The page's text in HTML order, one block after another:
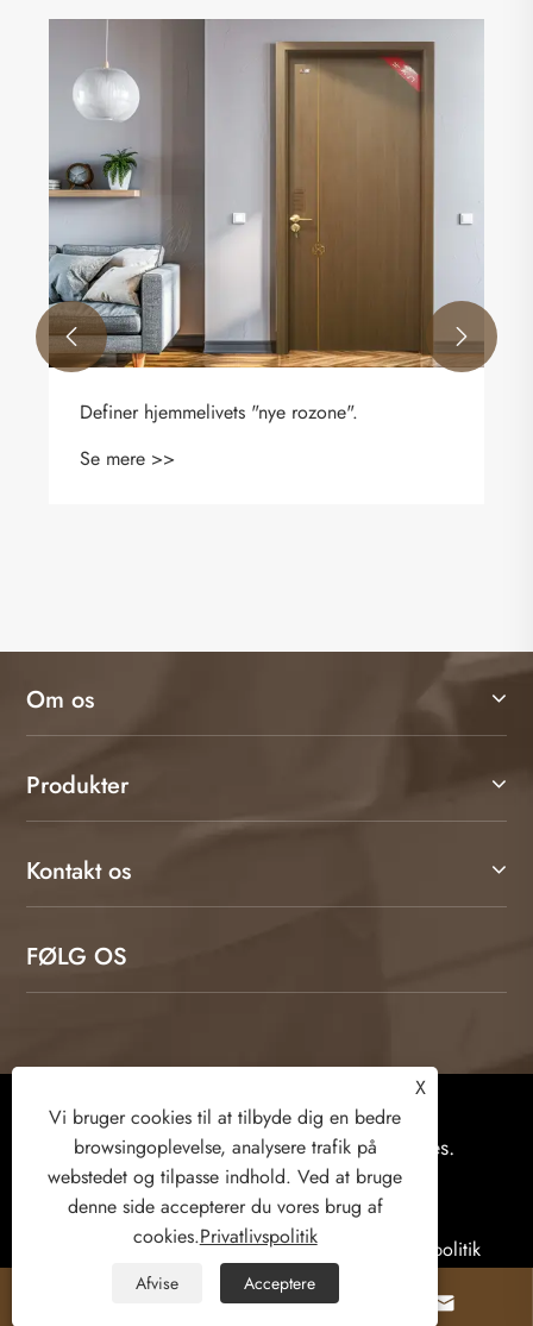
Hvordan man vælger og vedligeholder tørre
maling trædøre
Se mere >>
 
Om os
Produkter
Kontakt os
FØLG OS
Copyright © 2026 Weifang Kamulang Home
Technology Co., Ltd. Alle rettigheder forbeholdes.
Sitemap RSS XML Privatlivspolitik
 
X
Vi bruger cookies til at tilbyde dig en bedre
browsingoplevelse, analysere trafik på
webstedet og tilpasse indhold. Ved at bruge
denne side accepterer du vores brug af
cookies.Privatlivspolitik
Afvise Acceptere